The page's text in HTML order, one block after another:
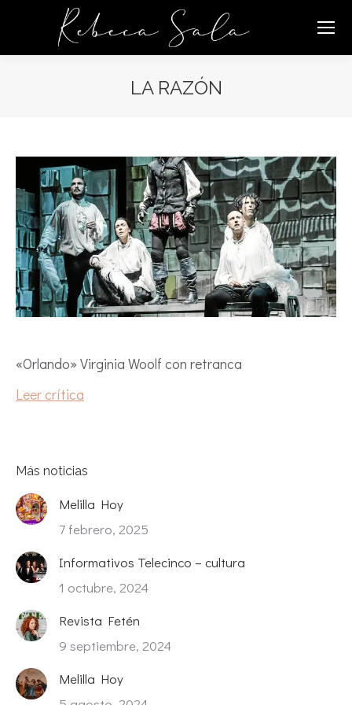
LA RAZÓN
«Orlando» Virginia Woolf con retranca
Leer crítica
Más noticias
Melilla Hoy
7 febrero, 2025
Informativos Telecinco – cultura
1 octubre, 2024
Revista Fetén
9 septiembre, 2024
Melilla Hoy